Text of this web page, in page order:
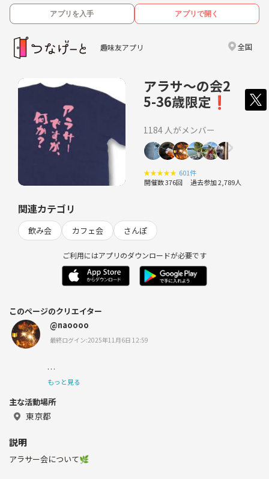
アプリを入手 アプリで開く
趣味友アプリ 全国
アラサ〜の会2
5-36歳限定❗️
1184 人がメンバー
★★★★★ 601件
開催数 376回 過去参加 2,789人
関連カテゴリ
飲み会 カフェ会 さんぽ
ご利用にはアプリのダウンロードが必要です
このページのクリエイター
@naoooo
最終ログイン:2025年11月6日 12:59
こんにちは！
友達欲しくて趣味のサークル自分で作って暇な時にイベン
トしたりしてます！
もっと見る
主な活動場所
東京都
説明
アラサー会について🌿